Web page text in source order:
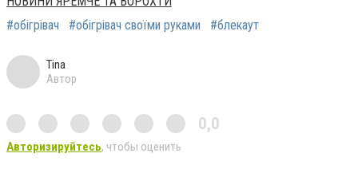
#обігрівач
#обігрівач своїми руками #блекаут
Tina
Автор
0,0
Авторизируйтесь, чтобы оценить